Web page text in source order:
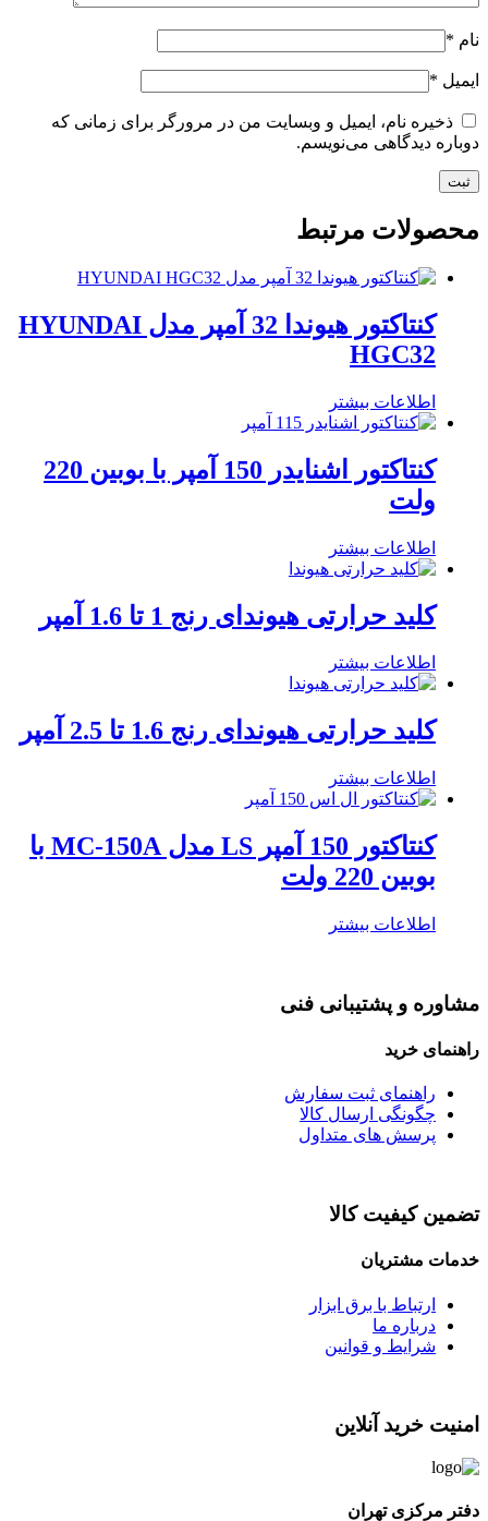
نام *
ایمیل *
ذخیره نام، ایمیل و وبسایت من در مرورگر برای زمانی که
دوباره دیدگاهی می‌نویسم.
محصولات مرتبط
کنتاکتور هیوندا 32 آمپر مدل HYUNDAI
HGC32
اطلاعات بیشتر
کنتاکتور اشنایدر 150 آمپر با بوبین 220
ولت
اطلاعات بیشتر
کلید حرارتی هیوندای رنج 1 تا 1.6 آمپر
اطلاعات بیشتر
کلید حرارتی هیوندای رنج 1.6 تا 2.5 آمپر
اطلاعات بیشتر
کنتاکتور 150 آمپر LS مدل MC-150A با
بوبین 220 ولت
اطلاعات بیشتر
مشاوره و پشتیبانی فنی
راهنمای خرید
راهنمای ثبت سفارش
چگونگی ارسال کالا
پرسش های متداول
تضمین کیفیت کالا
خدمات مشتریان
ارتباط با برق ابزار
درباره ما
شرایط و قوانین
امنیت خرید آنلاین
دفتر مرکزی تهران